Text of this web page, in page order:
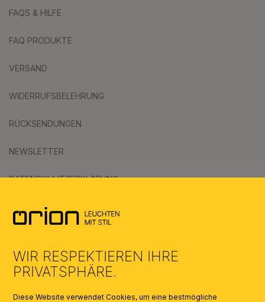
FAQS & HILFE
FAQ PRODUKTE
VERSAND
WIDERRUFSBELEHRUNG
RÜCKSENDUNGEN
NEWSLETTER
DATENSCHUTZERKLÄRUNG
KATALOGE
WIR RESPEKTIEREN IHRE
PRIVATSPHÄRE.
Diese Website verwendet Cookies, um eine bestmögliche